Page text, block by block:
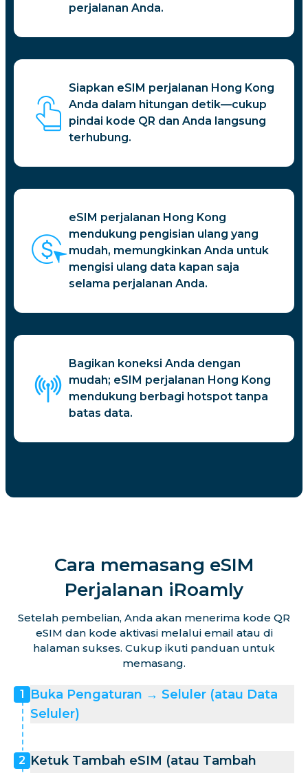
perjalanan Anda.
Siapkan eSIM perjalanan Hong Kong
Anda dalam hitungan detik—cukup
pindai kode QR dan Anda langsung
terhubung.
eSIM perjalanan Hong Kong
mendukung pengisian ulang yang
mudah, memungkinkan Anda untuk
mengisi ulang data kapan saja
selama perjalanan Anda.
Bagikan koneksi Anda dengan
mudah; eSIM perjalanan Hong Kong
mendukung berbagi hotspot tanpa
batas data.
Cara memasang eSIM
Perjalanan iRoamly
Setelah pembelian, Anda akan menerima kode QR
eSIM dan kode aktivasi melalui email atau di
halaman sukses. Cukup ikuti panduan untuk
memasang.
1
Buka Pengaturan → Seluler (atau Data
Seluler)
2 Ketuk Tambah eSIM (atau Tambah